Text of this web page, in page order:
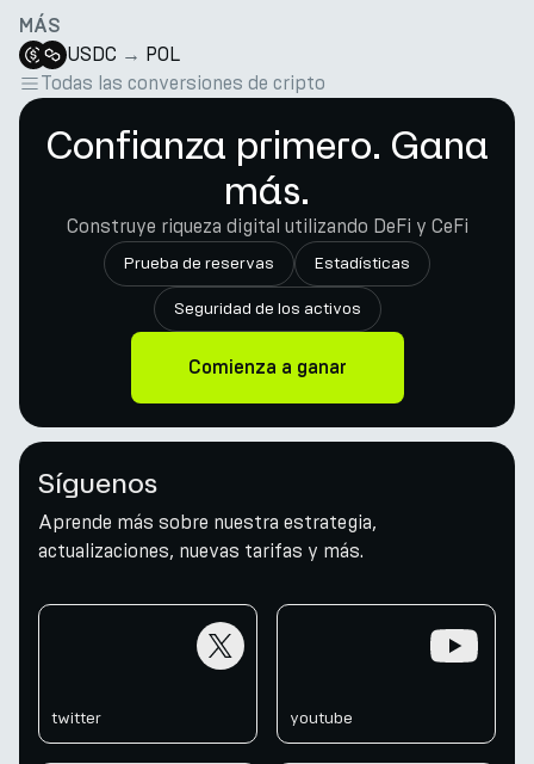
MÁS
USDC → POL
Todas las conversiones de cripto
Confianza primero. Gana
más.
Construye riqueza digital utilizando DeFi y CeFi
Prueba de reservas Estadísticas
Seguridad de los activos
Comienza a ganar
Síguenos
Aprende más sobre nuestra estrategia,
actualizaciones, nuevas tarifas y más.
twitter youtube